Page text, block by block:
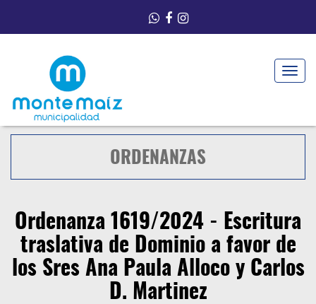
Toggle
ORDENANZAS
Ordenanza 1619/2024 - Escritura
traslativa de Dominio a favor de
los Sres Ana Paula Alloco y Carlos
D. Martinez